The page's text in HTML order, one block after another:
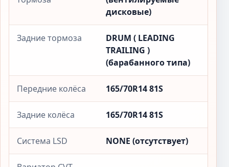
дисковые)
Задние тормоза
DRUM ( LEADING
TRAILING )
(барабанного типа)
Передние колёса 165/70R14 81S
Задние колёса 165/70R14 81S
Система LSD NONE (отсутствует)